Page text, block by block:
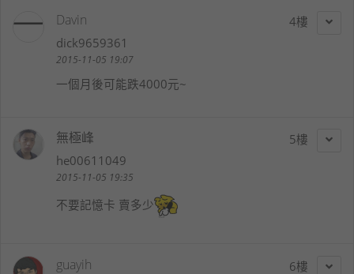
4
Davin
dick9659361
2015-11-05 19:07
一個月後可能跌4000元~
5
無極峰
he00611049
2015-11-05 19:35
不要記憶卡 賣多少
6
guayih